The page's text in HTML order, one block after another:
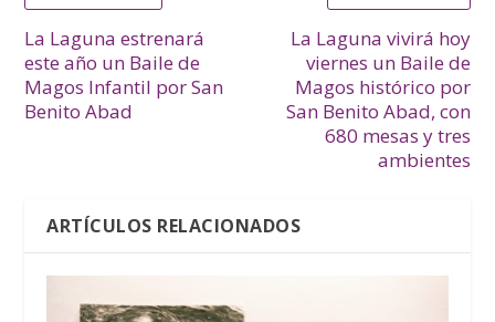
La Laguna estrenará
este año un Baile de
Magos Infantil por San
Benito Abad
La Laguna vivirá hoy
viernes un Baile de
Magos histórico por
San Benito Abad, con
680 mesas y tres
ambientes
ARTÍCULOS RELACIONADOS